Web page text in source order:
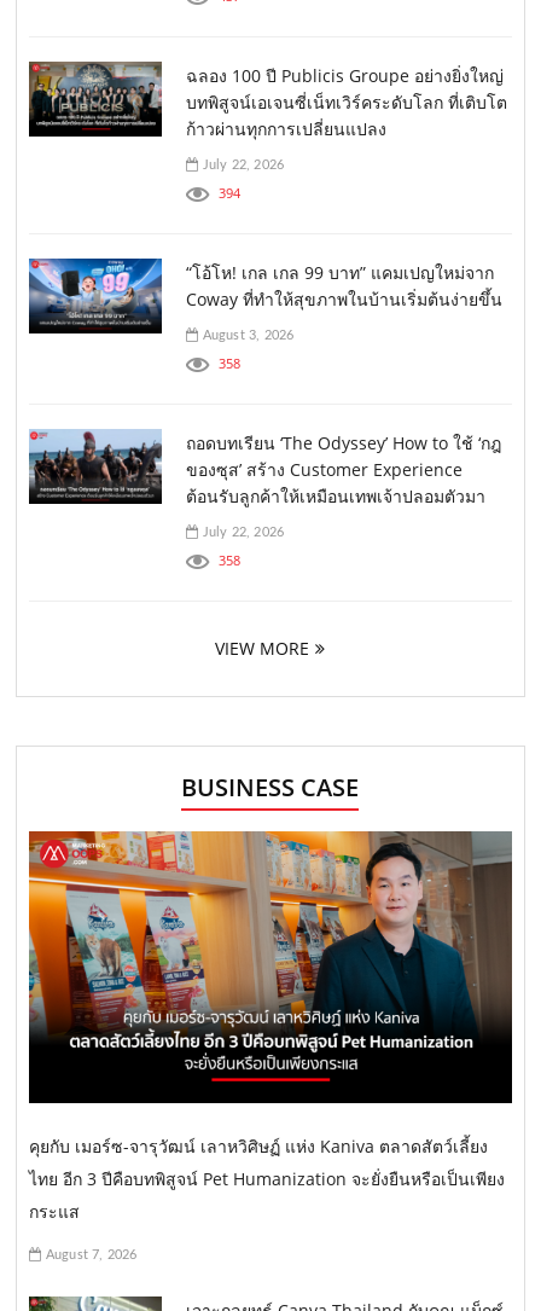
ฉลอง 100 ปี Publicis Groupe อย่างยิ่งใหญ่
บทพิสูจน์เอเจนซี่เน็ทเวิร์คระดับโลก ที่เติบโต
ก้าวผ่านทุกการเปลี่ยนแปลง
July 22, 2026
394
“โอ้โห! เกล เกล 99 บาท” แคมเปญใหม่จาก
Coway ที่ทำให้สุขภาพในบ้านเริ่มต้นง่ายขึ้น
August 3, 2026
358
ถอดบทเรียน ‘The Odyssey’ How to ใช้ ‘กฎ
ของซุส’ สร้าง Customer Experience
ต้อนรับลูกค้าให้เหมือนเทพเจ้าปลอมตัวมา
July 22, 2026
358
VIEW MORE
BUSINESS CASE
คุยกับ เมอร์ซ-จารุวัฒน์ เลาหวิศิษฏ์ แห่ง Kaniva ตลาดสัตว์เลี้ยง
ไทย อีก 3 ปีคือบทพิสูจน์ Pet Humanization จะยั่งยืนหรือเป็นเพียง
กระแส
August 7, 2026